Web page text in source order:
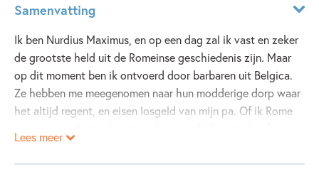
Samenvatting
Ik ben Nurdius Maximus, en op een dag zal ik vast en zeker
de grootste held uit de Romeinse geschiedenis zijn. Maar
op dit moment ben ik ontvoerd door barbaren uit Belgica.
Ze hebben me meegenomen naar hun modderige dorp waar
het altijd regent, en eisen losgeld van mijn pa. Of ik Rome
zijn portemonnee te trekken… En geld uitgeven is zo
ongeveer zijn minst favoriete bezigheid. Misschien moet ik
Lees meer